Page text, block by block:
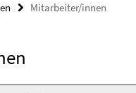
Mitarbeiter/innen